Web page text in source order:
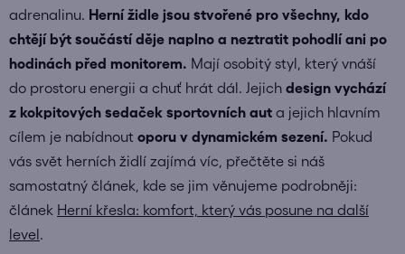
adrenalinu. Herní židle jsou stvořené pro všechny, kdo
chtějí být součástí děje naplno a neztratit pohodlí ani po
hodinách před monitorem. Mají osobitý styl, který vnáší
do prostoru energii a chuť hrát dál. Jejich design vychází
z kokpitových sedaček sportovních aut a jejich hlavním
cílem je nabídnout oporu v dynamickém sezení. Pokud
vás svět herních židlí zajímá víc, přečtěte si náš
samostatný článek, kde se jim věnujeme podrobněji:
článek Herní křesla: komfort, který vás posune na další
level.